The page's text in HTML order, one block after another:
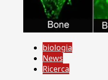
biologia
News
Ricerca